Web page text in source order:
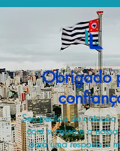
Obrigado
Seu pedido de cotação
com sucesso e a
dará uma resposta o